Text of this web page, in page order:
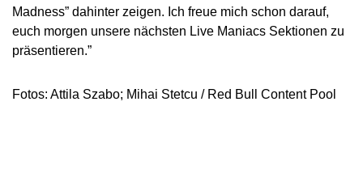
Madness” dahinter zeigen. Ich freue mich schon darauf,
euch morgen unsere nächsten Live Maniacs Sektionen zu
präsentieren.”
Fotos: Attila Szabo; Mihai Stetcu / Red Bull Content Pool